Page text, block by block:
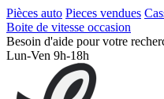
Pièces auto Pieces vendues
Boite de vitesse occasion
Besoin d'aide pour votre
Lun-Ven 9h-18h